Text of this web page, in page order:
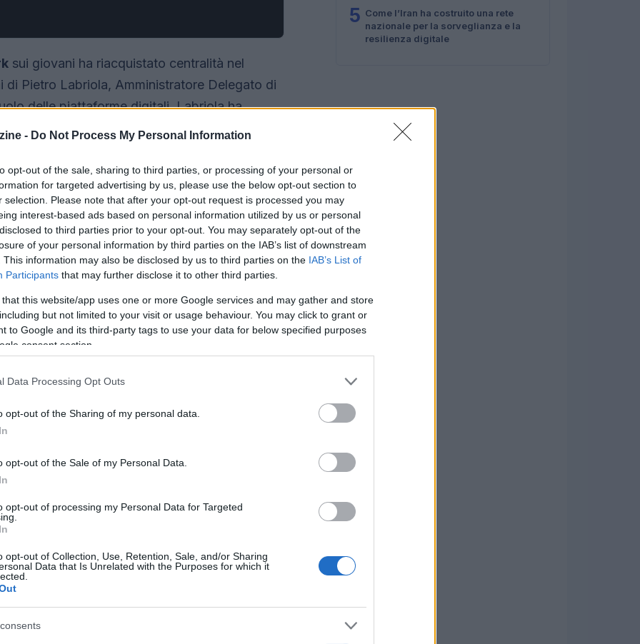
- Do Not Process My Personal Information
opt-out of the sale, sharing to third parties, or processing of your personal or
for targeted advertising by us, please use the below opt-out section to
selection. Please note that after your opt-out request is processed you may
interest-based ads based on personal information utilized by us or personal
to third parties prior to your opt-out. You may separately opt-out of the
of your personal information by third parties on the IAB’s list of downstream
This information may also be disclosed by us to third parties on the IAB’s List of
Participants that may further disclose it to other third parties.
that this website/app uses one or more Google services and may gather and store
but not limited to your visit or usage behaviour. You may click to grant or
to Google and its third-party tags to use your data for below specified purposes
consent section.
Data Processing Opt Outs
opt-out of the Sharing of my personal data.
opt-out of the Sale of my Personal Data.
opt-out of processing my Personal Data for Targeted
opt-out of Collection, Use, Retention, Sale, and/or Sharing
Data that Is Unrelated with the Purposes for which it
sui giovani ha riacquistato centralità nel
Pietro Labriola, Amministratore Delegato di
delle piattaforme digitali. Labriola ha
Francia di limitare l’accesso ai social per i
significativi riguardo all’uso
esercitano sulla formazione delle opinioni.
contesto dei social media
social media con una duplice prospettiva,
come i giovani utilizzino i social media in
confine sempre più labile tra un uso sano e
l’importanza di stabilire regole chiare, ma
un elemento cruciale in questo
5 Come l’Iran ha costruito una rete
nazionale per la sorveglianza e la
resilienza digitale